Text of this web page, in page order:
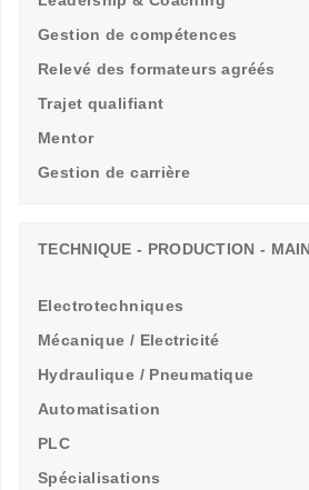
Gestion de compétences
Relevé des formateurs agréés
Trajet qualifiant
Mentor
Gestion de carrière
TECHNIQUE - PRODUCTION -
Electrotechniques
Mécanique / Electricité
Hydraulique / Pneumatique
Automatisation
PLC
Spécialisations